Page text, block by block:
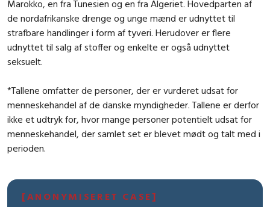
Marokko, en fra Tunesien og en fra Algeriet. Hovedparten af
de nordafrikanske drenge og unge mænd er udnyttet til
strafbare handlinger i form af tyveri. Herudover er flere
udnyttet til salg af stoffer og enkelte er også udnyttet
seksuelt.
*Tallene omfatter de personer, der er vurderet udsat for
menneskehandel af de danske myndigheder. Tallene er derfor
ikke et udtryk for, hvor mange personer potentielt udsat for
menneskehandel, der samlet set er blevet mødt og talt med i
perioden.
[ANONYMISERET CASE]